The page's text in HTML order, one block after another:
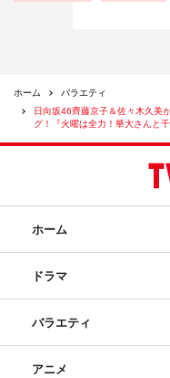
ホーム
バラエティ
日向坂46齊藤京子＆佐々木久美
グ！『火曜は全力！華大さんと千
ホーム
ドラマ
バラエティ
アニメ